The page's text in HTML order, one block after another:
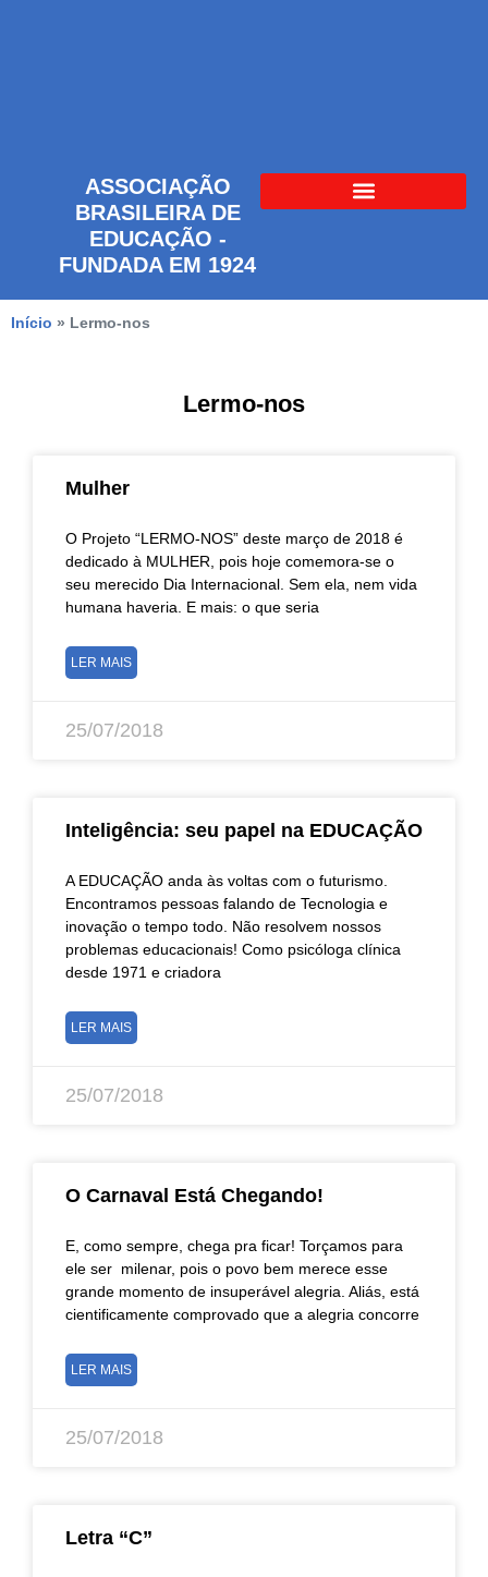
ASSOCIAÇÃO
BRASILEIRA DE
EDUCAÇÃO -
FUNDADA EM 1924
Início » Lermo-nos
Lermo-nos
Mulher
O Projeto “LERMO-NOS” deste março de 2018 é
dedicado à MULHER, pois hoje comemora-se o
seu merecido Dia Internacional. Sem ela, nem vida
humana haveria. E mais: o que seria
LER MAIS
25/07/2018
Inteligência: seu papel na EDUCAÇÃO
A EDUCAÇÃO anda às voltas com o futurismo.
Encontramos pessoas falando de Tecnologia e
inovação o tempo todo. Não resolvem nossos
problemas educacionais! Como psicóloga clínica
desde 1971 e criadora
LER MAIS
25/07/2018
O Carnaval Está Chegando!
E, como sempre, chega pra ficar! Torçamos para
ele ser milenar, pois o povo bem merece esse
grande momento de insuperável alegria. Aliás, está
cientificamente comprovado que a alegria concorre
LER MAIS
25/07/2018
Letra “C”